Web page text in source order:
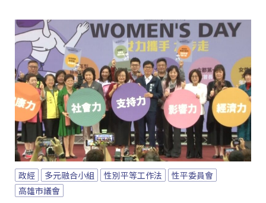
政經 多元融合小組 性別平等工作法
性平委員會
高雄市議會